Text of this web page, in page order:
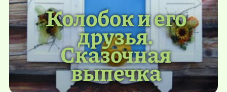
Колобок и его
друзья.
Сказочная
выпечка